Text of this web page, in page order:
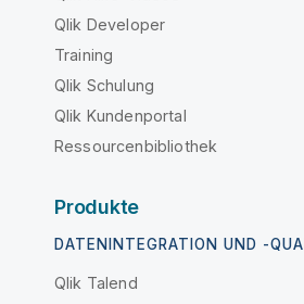
Qlik Developer
Training
Qlik Schulung
Qlik Kundenportal
Ressourcenbibliothek
Produkte
DATENINTEGRATION UND -
Qlik Talend